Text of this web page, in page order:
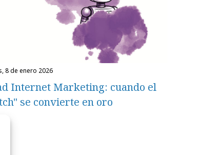
8 de enero 2026
Internet Marketing: cuando el
se convierte en oro